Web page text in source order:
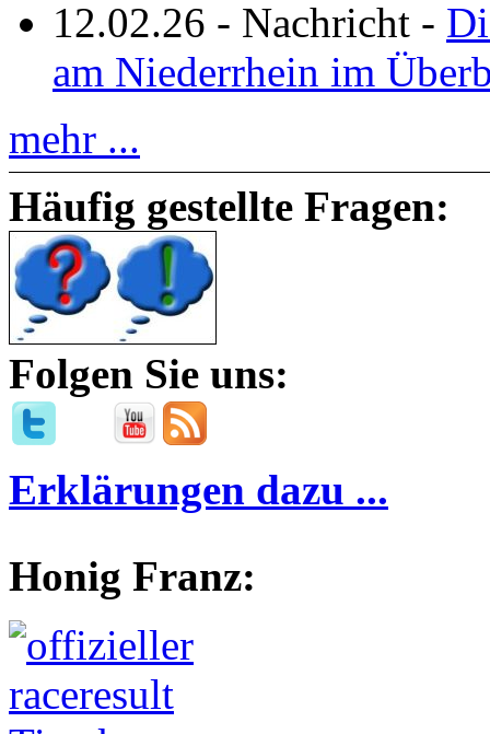
12.02.26 - Nachricht -
am Niederrhein im
mehr ...
Häufig gestellte Fragen:
Folgen Sie uns:
Erklärungen dazu ...
Honig Franz: